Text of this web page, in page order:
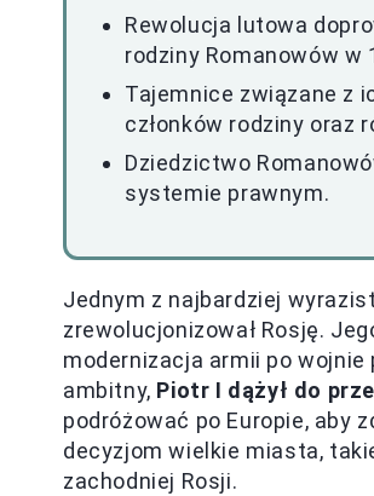
Rewolucja lutowa
rodziny Romanowów w
Tajemnice związane z
członków rodziny oraz
Dziedzictwo
systemie prawnym.
Jednym z najbardziej
zrewolucjonizował Rosję.
modernizacja armii po wojnie
ambitny, Piotr I dążył do
podróżować po Europie, aby
decyzjom wielkie miasta,
zachodniej Rosji.